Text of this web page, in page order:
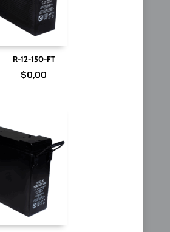
R-12-150-FT
$0,00